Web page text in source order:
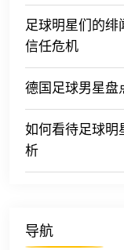
足球明星们的
信任危机
德国足球男星盘
如何看待足球明
析
导航